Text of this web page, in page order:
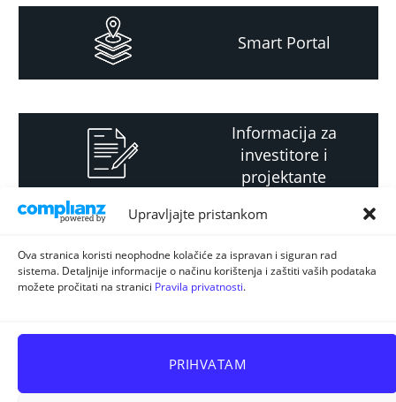
Upravljajte pristankom
Ova stranica koristi neophodne kolačiće za ispravan i siguran rad
sistema. Detaljnije informacije o načinu korištenja i zaštiti vaših podataka
možete pročitati na stranici Pravila privatnosti.
PRIHVATAM
Smart Portal
Informacija za
investitore i
projektante
Strateški i planski
dokument